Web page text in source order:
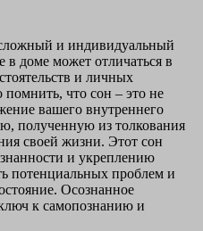
и индивидуальный
в доме может отличаться в
и личных
что сон – это не
вашего внутреннего
полученную из толкования
своей жизни. Этот сон
и укреплению
потенциальных проблем и
Осознанное
к самопознанию и